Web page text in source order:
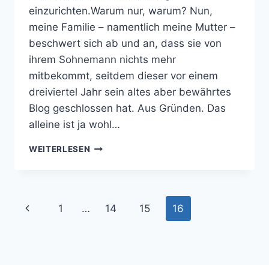
einzurichten.Warum nur, warum? Nun,
meine Familie – namentlich meine Mutter –
beschwert sich ab und an, dass sie von
ihrem Sohnemann nichts mehr
mitbekommt, seitdem dieser vor einem
dreiviertel Jahr sein altes aber bewährtes
Blog geschlossen hat. Aus Gründen. Das
alleine ist ja wohl…
WEITERLESEN EINE
BLOG.
Seitennavigation
Vorherige
1 … 14 15 16